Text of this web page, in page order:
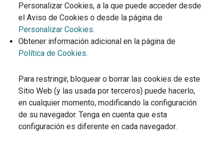
Personalizar Cookies, a la que puede acceder desde
el Aviso de Cookies o desde la página de
Personalizar Cookies.
Obtener información adicional en la página de
Política de Cookies.
Para restringir, bloquear o borrar las cookies de este
Sitio Web (y las usada por terceros) puede hacerlo,
en cualquier momento, modificando la configuración
de su navegador. Tenga en cuenta que esta
configuración es diferente en cada navegador.